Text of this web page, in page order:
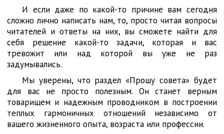
И если даже по какой-то причине вам сегодня
сложно лично написать нам, то, просто читая вопросы
читателей и ответы на них, вы сможете найти для
себя решение какой-то задачи, которая и вас
тревожит или над которой вы уже не раз
задумывались.
Мы уверены, что раздел «Прошу совета» будет
для вас не просто полезным. Он станет верным
товарищем и надежным проводником в построении
теплых гармоничных отношений независимо от
вашего жизненного опыта, возраста или профессии.